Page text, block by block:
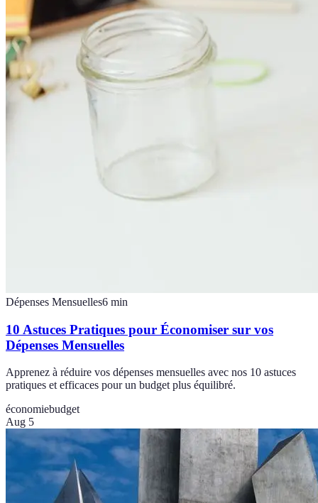
Dépenses Mensuelles6 min
10 Astuces Pratiques pour Économiser sur vos
Dépenses Mensuelles
Apprenez à réduire vos dépenses mensuelles avec nos 10 astuces
pratiques et efficaces pour un budget plus équilibré.
économiebudget
Aug 5